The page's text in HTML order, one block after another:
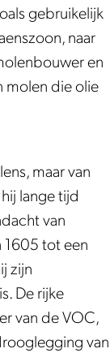
gebruikelijk
naar
en
molen die olie
maar van
lange tijd
van
1605 tot een
zijn
De rijke
van de VOC,
van